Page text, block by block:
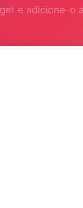
e adicione-o